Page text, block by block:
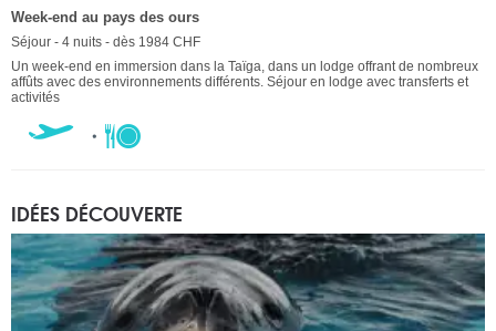
Week-end au pays des ours
Séjour - 4 nuits - dès 1984 CHF
Un week-end en immersion dans la Taïga, dans un lodge offrant de nombreux
affûts avec des environnements différents. Séjour en lodge avec transferts et
activités
IDÉES DÉCOUVERTE